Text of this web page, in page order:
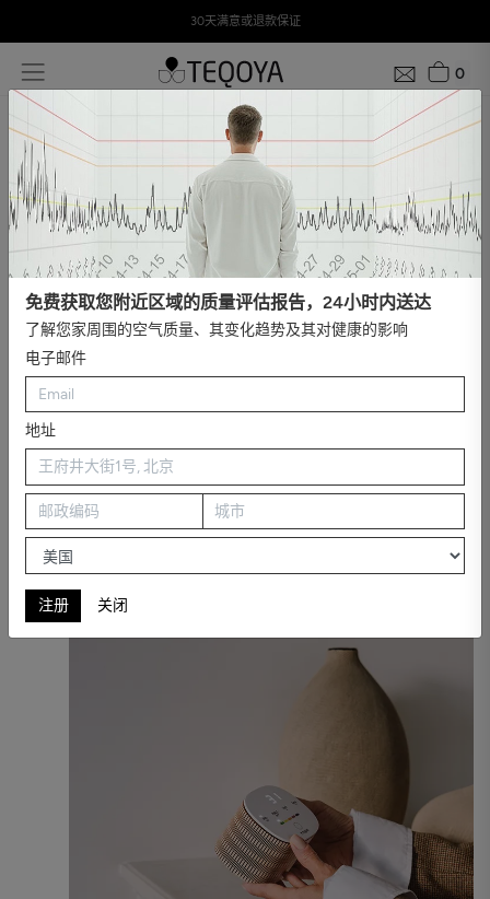
30天满意或退款保证
0
Home
免费获取您附近区域的质量评估报告，24小时内送达
了解您家周围的空气质量、其变化趋势及其对健康的影响
电子邮件
地址
注册 关闭